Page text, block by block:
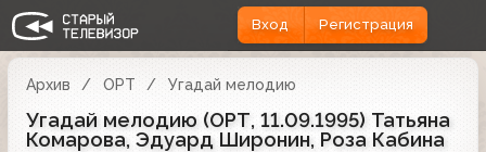
Вход Регистрация
Архив ОРТ Угадай мелодию
Угадай мелодию (ОРТ, 11.09.1995) Татьяна
Комарова, Эдуард Широнин, Роза Кабина